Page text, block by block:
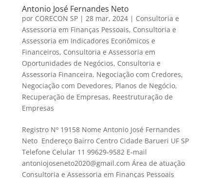
Antonio José Fernandes Neto
por CORECON SP| 28 mar, 2024| Consultoria e
Assessoria em Finanças Pessoais, Consultoria e
Assessoria em Indicadores Econômicos e
Financeiros, Consultoria e Assessoria em
Oportunidades de Negócios, Consultoria e
Assessoria Financeira, Negociação com Credores,
Negociação com Devedores, Planos de Negócio,
Recuperação de Empresas, Reestruturação de
Empresas
Registro Nº 19158 Nome Antonio José Fernandes
Neto Endereço Bairro Centro Cidade Barueri UF SP
Telefone Celular 11 99629-9582 E-mail
antoniojoseneto2020@gmail.com Área de atuação
Consultoria e Assessoria em Finanças Pessoais